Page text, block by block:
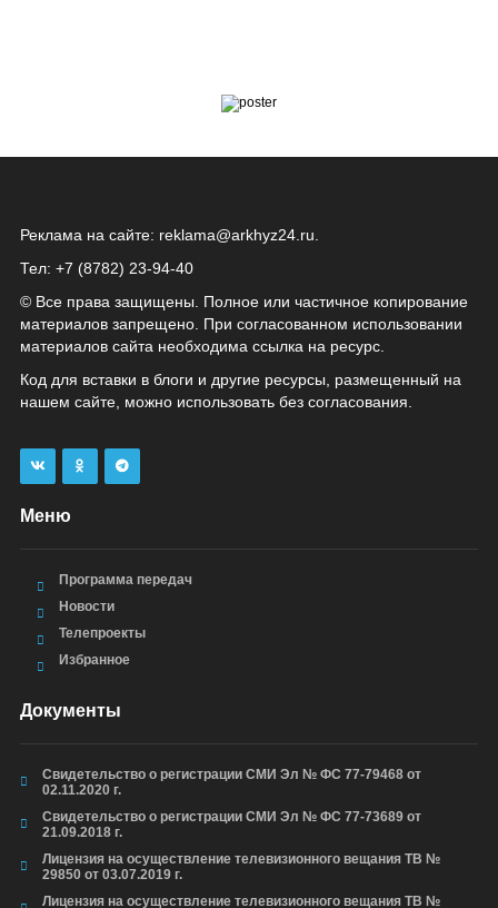
Реклама на сайте: reklama@arkhyz24.ru
Тел: +7 (8782) 23‑94‑40
© Все права защищены. Полное или частичное копирование
материалов запрещено. При согласованном использовании
материалов сайта необходима ссылка на ресурс.
Код для вставки в блоги и другие ресурсы, размещенный на
нашем сайте, можно использовать без согласования.
Меню
Программа передач
Новости
Телепроекты
Избранное
Документы
Свидетельство о регистрации СМИ Эл № ФС 77-79468 от
02.11.2020 г.
Свидетельство о регистрации СМИ Эл № ФС 77-73689 от
21.09.2018 г.
Лицензия на осуществление телевизионного вещания ТВ №
29850 от 03.07.2019 г.
Лицензия на осуществление телевизионного вещания ТВ №